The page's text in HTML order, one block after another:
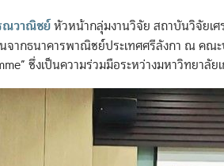
ณวาณิชย์หัวหน้ากลุ่มงานวิจัย สถาบันวิจัยเ
ากธนาคารพาณิชย์ประเทศศรีลังกา ณ คณะ
ซึ่งเป็นความร่วมมือระหว่างมหาวิทยา